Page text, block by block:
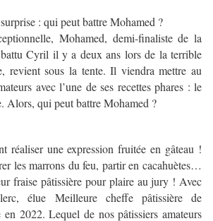
: qui peut battre Mohamed ?
Mohamed, demi-finaliste de la
Cyril il y a deux ans lors de la terrible
revient sous la tente. Il viendra mettre au
avec l’une de ses recettes phares : le
Alors, qui peut battre Mohamed ?
réaliser une expression fruitée en gâteau !
les marrons du feu, partir en cacahuètes…
fraise pâtissière pour plaire au jury ! Avec
élue Meilleure cheffe pâtissière de
en 2022. Lequel de nos pâtissiers amateurs